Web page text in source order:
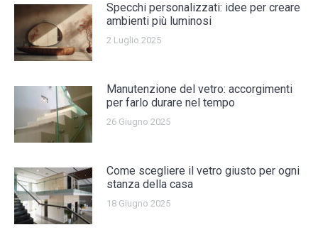
Specchi personalizzati: idee per creare
ambienti più luminosi
2 Luglio 2025
Manutenzione del vetro: accorgimenti
per farlo durare nel tempo
26 Giugno 2025
Come scegliere il vetro giusto per ogni
stanza della casa
18 Giugno 2025